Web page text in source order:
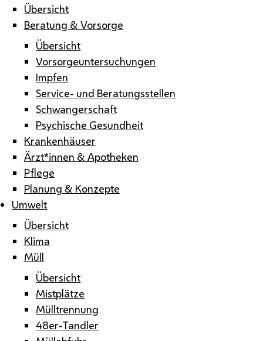
Übersicht
Beratung & Vorsorge
Übersicht
Vorsorgeuntersuchungen
Impfen
Service- und Beratungsstellen
Schwangerschaft
Psychische Gesundheit
Krankenhäuser
Ärzt*innen & Apotheken
Pflege
Planung & Konzepte
Umwelt
Übersicht
Klima
Müll
Übersicht
Mistplätze
Mülltrennung
48er-Tandler